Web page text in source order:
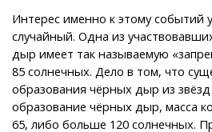
Интерес именно к этому событий
случайный. Одна из
дыр имеет так называемую
85 солнечных. Дело в том, что
образования чёрных дыр из
образование чёрных дыр, масса
65, либо больше 120 солнечных.